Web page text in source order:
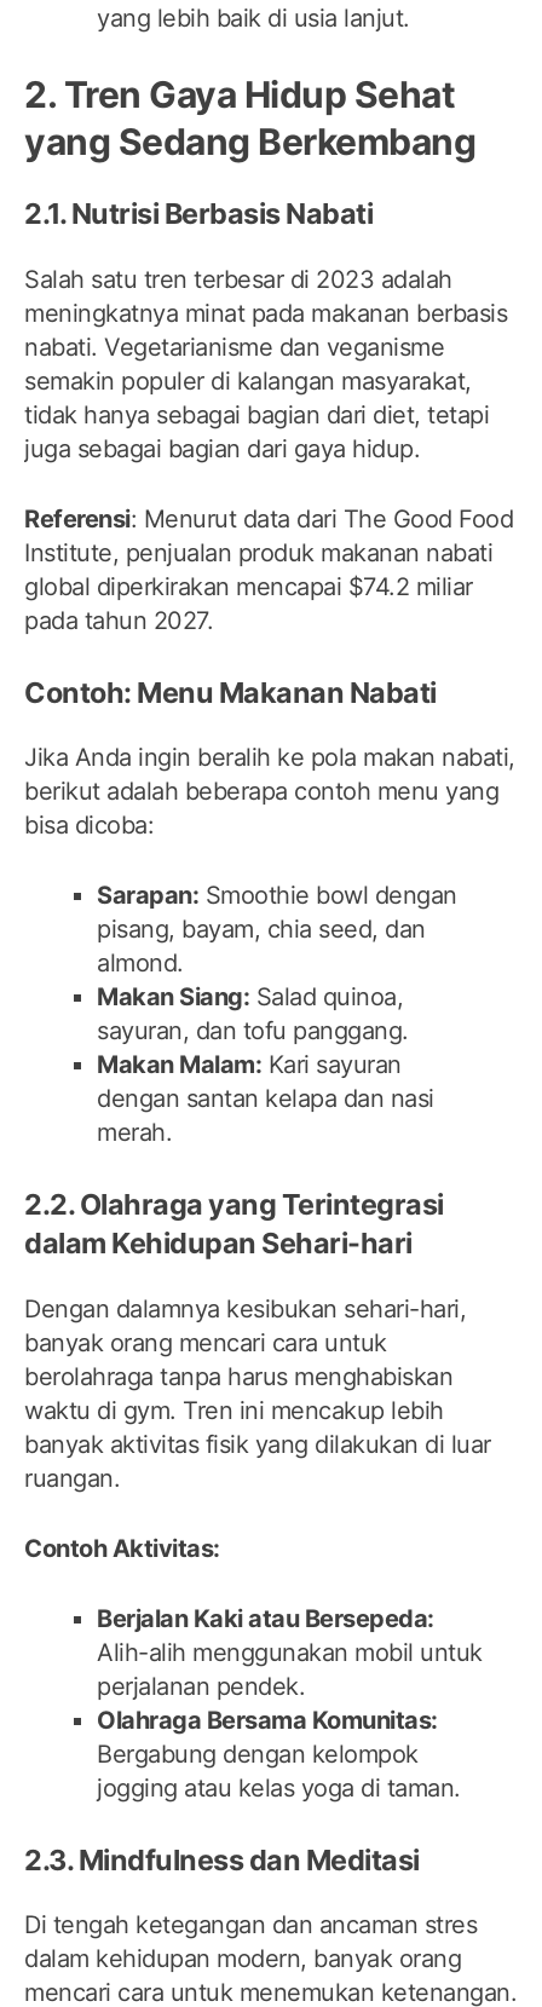
yang lebih baik di usia lanjut.
2. Tren Gaya Hidup Sehat
yang Sedang Berkembang
2.1. Nutrisi Berbasis Nabati
Salah satu tren terbesar di 2023 adalah
meningkatnya minat pada makanan berbasis
nabati. Vegetarianisme dan veganisme
semakin populer di kalangan masyarakat,
tidak hanya sebagai bagian dari diet, tetapi
juga sebagai bagian dari gaya hidup.
Referensi: Menurut data dari The Good Food
Institute, penjualan produk makanan nabati
global diperkirakan mencapai $74.2 miliar
pada tahun 2027.
Contoh: Menu Makanan Nabati
Jika Anda ingin beralih ke pola makan nabati,
berikut adalah beberapa contoh menu yang
bisa dicoba:
Sarapan: Smoothie bowl dengan
pisang, bayam, chia seed, dan
almond.
Makan Siang: Salad quinoa,
sayuran, dan tofu panggang.
Makan Malam: Kari sayuran
dengan santan kelapa dan nasi
merah.
2.2. Olahraga yang Terintegrasi
dalam Kehidupan Sehari-hari
Dengan dalamnya kesibukan sehari-hari,
banyak orang mencari cara untuk
berolahraga tanpa harus menghabiskan
waktu di gym. Tren ini mencakup lebih
banyak aktivitas fisik yang dilakukan di luar
ruangan.
Contoh Aktivitas:
Berjalan Kaki atau Bersepeda:
Alih-alih menggunakan mobil untuk
perjalanan pendek.
Olahraga Bersama Komunitas:
Bergabung dengan kelompok
jogging atau kelas yoga di taman.
2.3. Mindfulness dan Meditasi
Di tengah ketegangan dan ancaman stres
dalam kehidupan modern, banyak orang
mencari cara untuk menemukan ketenangan.